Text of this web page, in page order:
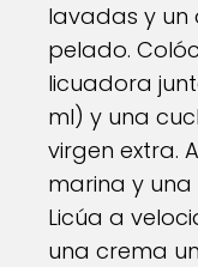
lavadas y un
pelado.
licuadora
ml) y una
virgen extra.
marina y
Licúa a
una crema